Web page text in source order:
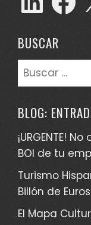
BUSCAR
Buscar:
BLOG:
¡URGENTE!
BOI de tu
Turismo
Billón de Euros
El Mapa